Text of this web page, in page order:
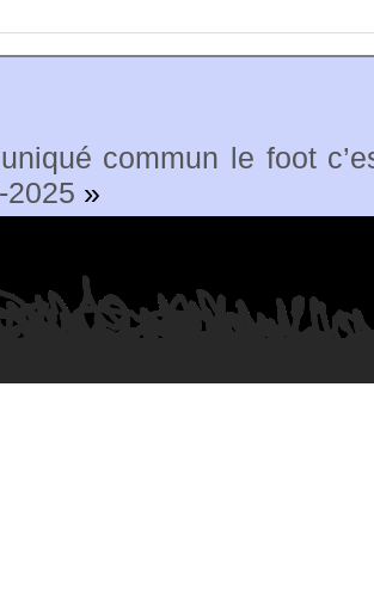
commun le foot
2025 »